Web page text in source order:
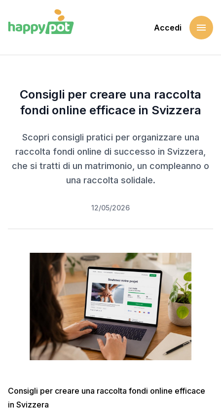
Accedi menu
Consigli per creare una raccolta
fondi online efficace in Svizzera
Scopri consigli pratici per organizzare una
raccolta fondi online di successo in Svizzera,
che si tratti di un matrimonio, un compleanno o
una raccolta solidale.
12/05/2026
Consigli per creare una raccolta fondi online efficace
in Svizzera